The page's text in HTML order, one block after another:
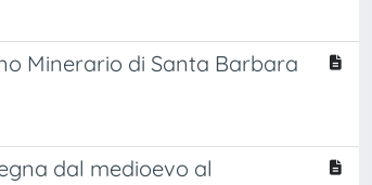
Minerario di Santa Barbara
dal medioevo al